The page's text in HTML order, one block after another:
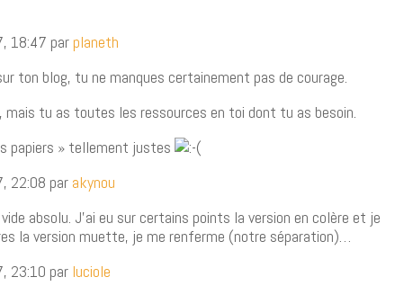
18:47 parplaneth
ton blog, tu ne manques certainement pas de courage.
mais tu as toutes les ressources en toi dont tu as besoin.
papiers » tellement justes
22:08 par akynou
absolu. J’ai eu sur certains points la version en colère et je
la version muette, je me renferme (notre séparation)…
23:10 par luciole